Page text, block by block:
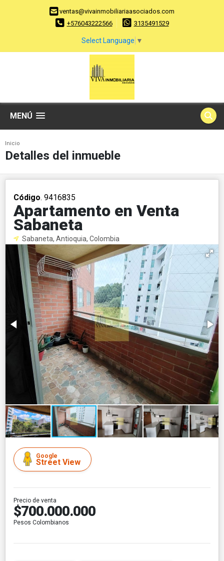
ventas@vivainmobiliariaasociados.com
+576043222566
3135491529
Select Language ▼
MENÚ
Inicio
Detalles del inmueble
Código. 9416835
Apartamento en Venta
Sabaneta
Sabaneta, Antioquia, Colombia
Google
Street View
Precio de venta
$700.000.000
Pesos Colombianos